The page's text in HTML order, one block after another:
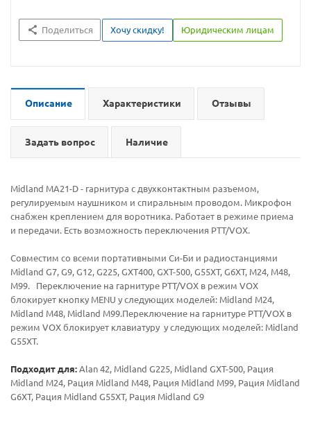
Поделиться Хочу скидку! Юридическим лицам
Описание Характеристики Отзывы
Задать вопрос Наличие
Midland MA21-D - гарнитура с двухконтактным разъемом,
регулируемым наушником и спиральным проводом. Микрофон
снабжен креплением для воротника. Работает в режиме приема
и передачи. Есть возможность переключения PTT/VOX.
Совместим со всеми портативными Си-Би и радиостанциями
Midland G7, G9, G12, G225, GXT400, GXT-500, G55XT, G6XT, M24, M48,
M99. Переключение на гарнитуре PTT/VOX в режим VOX
блокирует кнопку MENU у следующих моделей: Midland M24,
Midland M48, Midland M99.Переключение на гарнитуре PTT/VOX в
режим VOX блокирует клавиатуру у следующих моделей: Midland
G55XT.
Подходит для:Alan 42, Midland G225, Midland GXT-500, Рация
Midland M24, Рация Midland M48, Рация Midland M99, Рация Midland
G6XT, Рация Midland G55XT, Рация Midland G9